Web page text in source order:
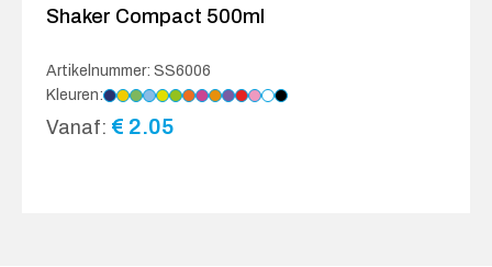
Shaker Compact 500ml
Artikelnummer: SS6006
Kleuren:
Vanaf: € 2.05